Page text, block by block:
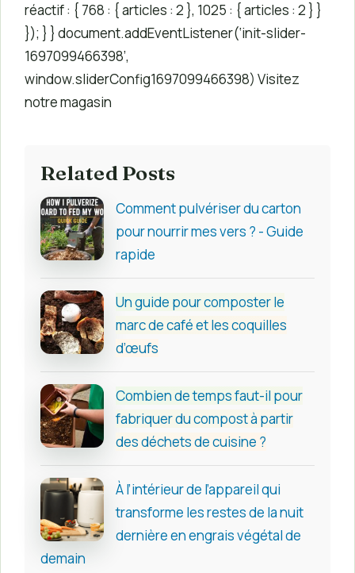
réactif : { 768 : { articles : 2 }, 1025 : { articles : 2 } }
}); } } document.addEventListener(‘init-slider-
1697099466398’,
window.sliderConfig1697099466398) Visitez
notre magasin
Related Posts
Comment pulvériser du carton
pour nourrir mes vers ? - Guide
rapide
Un guide pour composter le
marc de café et les coquilles
d’œufs
Combien de temps faut-il pour
fabriquer du compost à partir
des déchets de cuisine ?
À l’intérieur de l’appareil qui
transforme les restes de la nuit
dernière en engrais végétal de
demain